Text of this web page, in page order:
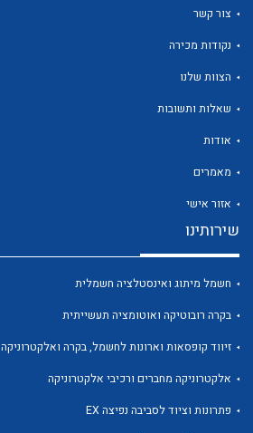
צור קשר
נקודות מכירה
הצוות שלנו
שאלות ותשובות
אודות
מאמרים
אזור אישי
שירותינו
חשמל מיתוג ואינסטלציה חשמלית
בקרה רובוטיקה ואוטומציה תעשייתית
זיווד קופסאות וארונות לחשמל, בקרה ואלקטרוניקה
אלקטרוניקה מחברים ורכיבי אלקטרוניקה
פתרונות וציוד לסביבה נפיצה EX